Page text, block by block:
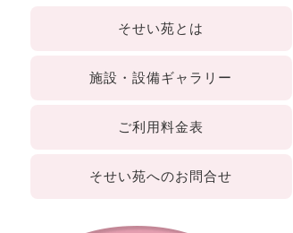
そせい苑とは
施設・設備ギャラリー
ご利用料金表
そせい苑へのお問合せ